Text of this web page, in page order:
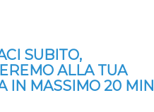
SUBITO,
ALLA TUA
IN MASSIMO 20